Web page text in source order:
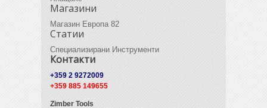
Магазини
Магазин Европа 82
Статии
Специализирани Инструменти
Контакти
+359 2 9272009
+359 885 149655
Zimber Tools